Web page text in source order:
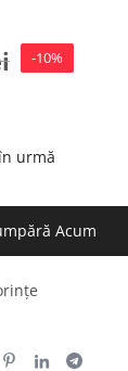
-10%
urmă
Acum